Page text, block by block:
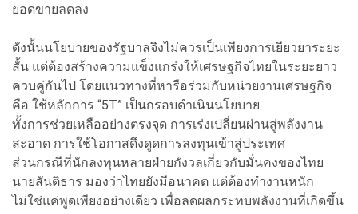
ยอดขายลดลง
ดังนั้นนโยบายของรัฐบาลจึงไม่ควรเป็นเพียงการเยียวยาระยะ
สั้น แต่ต้องสร้างความแข็งแกร่งให้เศรษฐกิจไทยในระยะยาว
ควบคู่กันไป โดยแนวทางที่หารือร่วมกับหน่วยงานเศรษฐกิจ
คือ ใช้หลักการ “5T” เป็นกรอบดำเนินนโยบาย
ทั้งการช่วยเหลืออย่างตรงจุด การเร่งเปลี่ยนผ่านสู่พลังงาน
สะอาด การใช้โอกาสดึงดูดการลงทุนเข้าสู่ประเทศ
ส่วนกรณีที่นักลงทุนหลายฝ่ายกังวลเกี่ยวกับมั่นคงของไทย
นายสันติธาร มองว่าไทยยังมีอนาคต แต่ต้องทำงานหนัก
ไม่ใช่แค่พูดเพียงอย่างเดียว เพื่อลดผลกระทบพลังงานที่เกิดขึ้น